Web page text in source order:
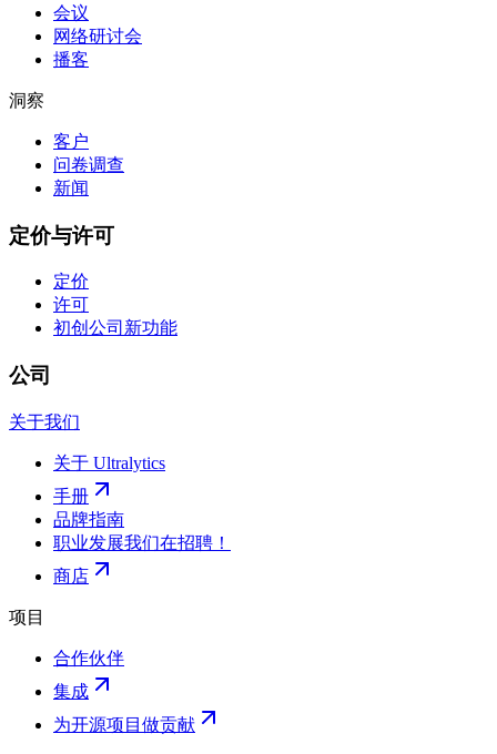
会议
网络研讨会
播客
洞察
客户
问卷调查
新闻
定价与许可
定价
许可
初创公司 新功能
公司
关于我们
关于 Ultralytics
手册
品牌指南
职业发展我们在招聘！
商店
项目
合作伙伴
集成
为开源项目做贡献